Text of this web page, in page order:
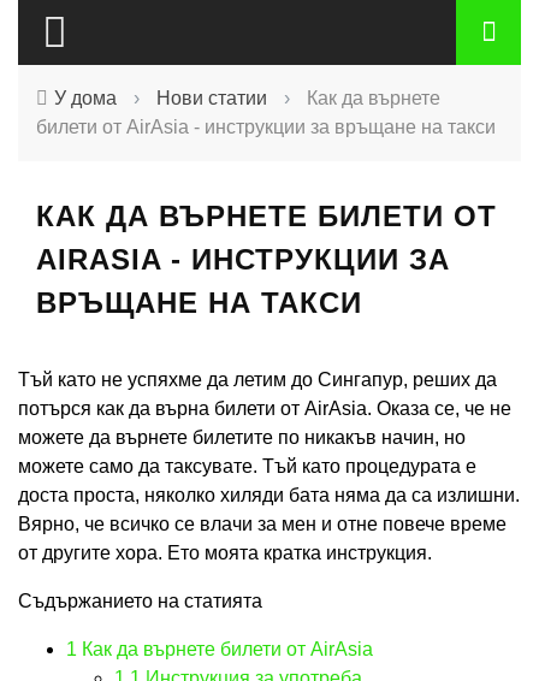
У дома › Нови статии ›
Как да върнете
билети от AirAsia - инструкции за връщане на такси
КАК ДА ВЪРНЕТЕ БИЛЕТИ ОТ
AIRASIA - ИНСТРУКЦИИ ЗА
ВРЪЩАНЕ НА ТАКСИ
Тъй като не успяхме да летим до Сингапур, реших да
потърся как да върна билети от AirAsia. Оказа се, че не
можете да върнете билетите по никакъв начин, но
можете само да таксувате. Тъй като процедурата е
доста проста, няколко хиляди бата няма да са излишни.
Вярно, че всичко се влачи за мен и отне повече време
от другите хора. Ето моята кратка инструкция.
Съдържанието на статията
1 Как да върнете билети от AirAsia